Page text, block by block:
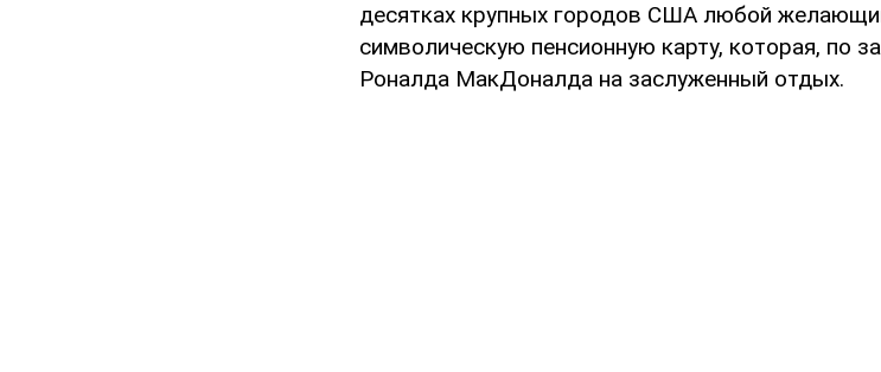
десятках крупных городов США любой
символическую пенсионную карту, которая, по
Роналда МакДоналда на заслуженный отдых.